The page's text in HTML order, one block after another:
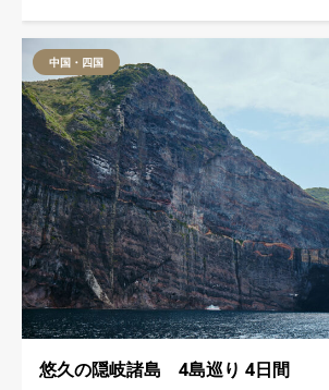
中国・四国
悠久の隠岐諸島 4島巡り 4日間